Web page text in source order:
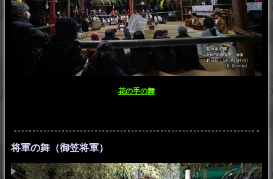
花の手の舞
将軍の舞（御笠将軍）